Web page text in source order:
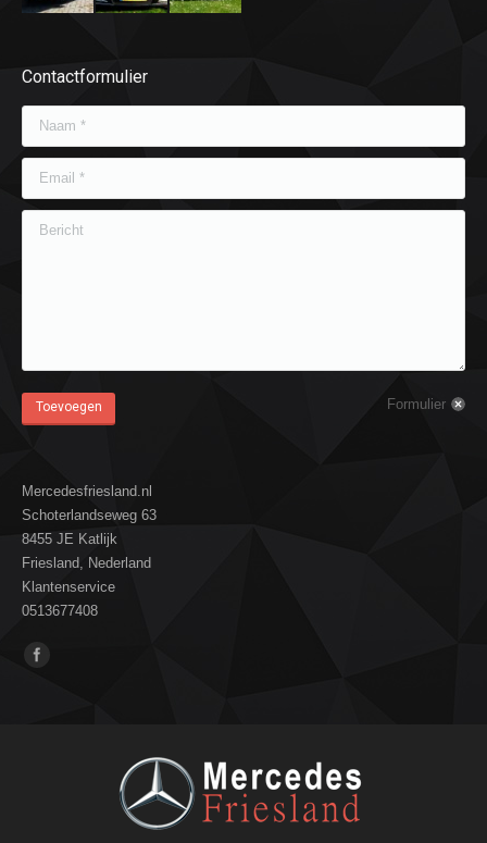
Contactformulier
Naam *
Email *
Bericht
Toevoegen Formulier
Mercedesfriesland.nl
Schoterlandseweg 63
8455 JE Katlijk
Friesland, Nederland
Klantenservice
0513677408
Vind ons op: